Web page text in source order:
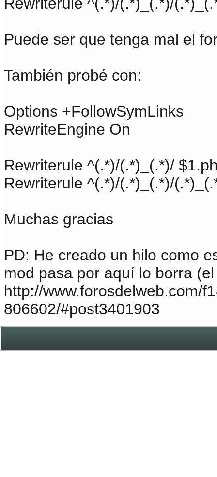
Puede ser que tenga mal el
También probé con:
Options +FollowSymLinks
RewriteEngine On
Rewriterule ^(.*)/(.*)_(.*)/
Rewriterule ^(.*)/(.*)_(.*)/
Muchas gracias
PD: He creado un hilo como
mod pasa por aquí lo borra
http://www.forosdelweb.com/
806602/#post3401903